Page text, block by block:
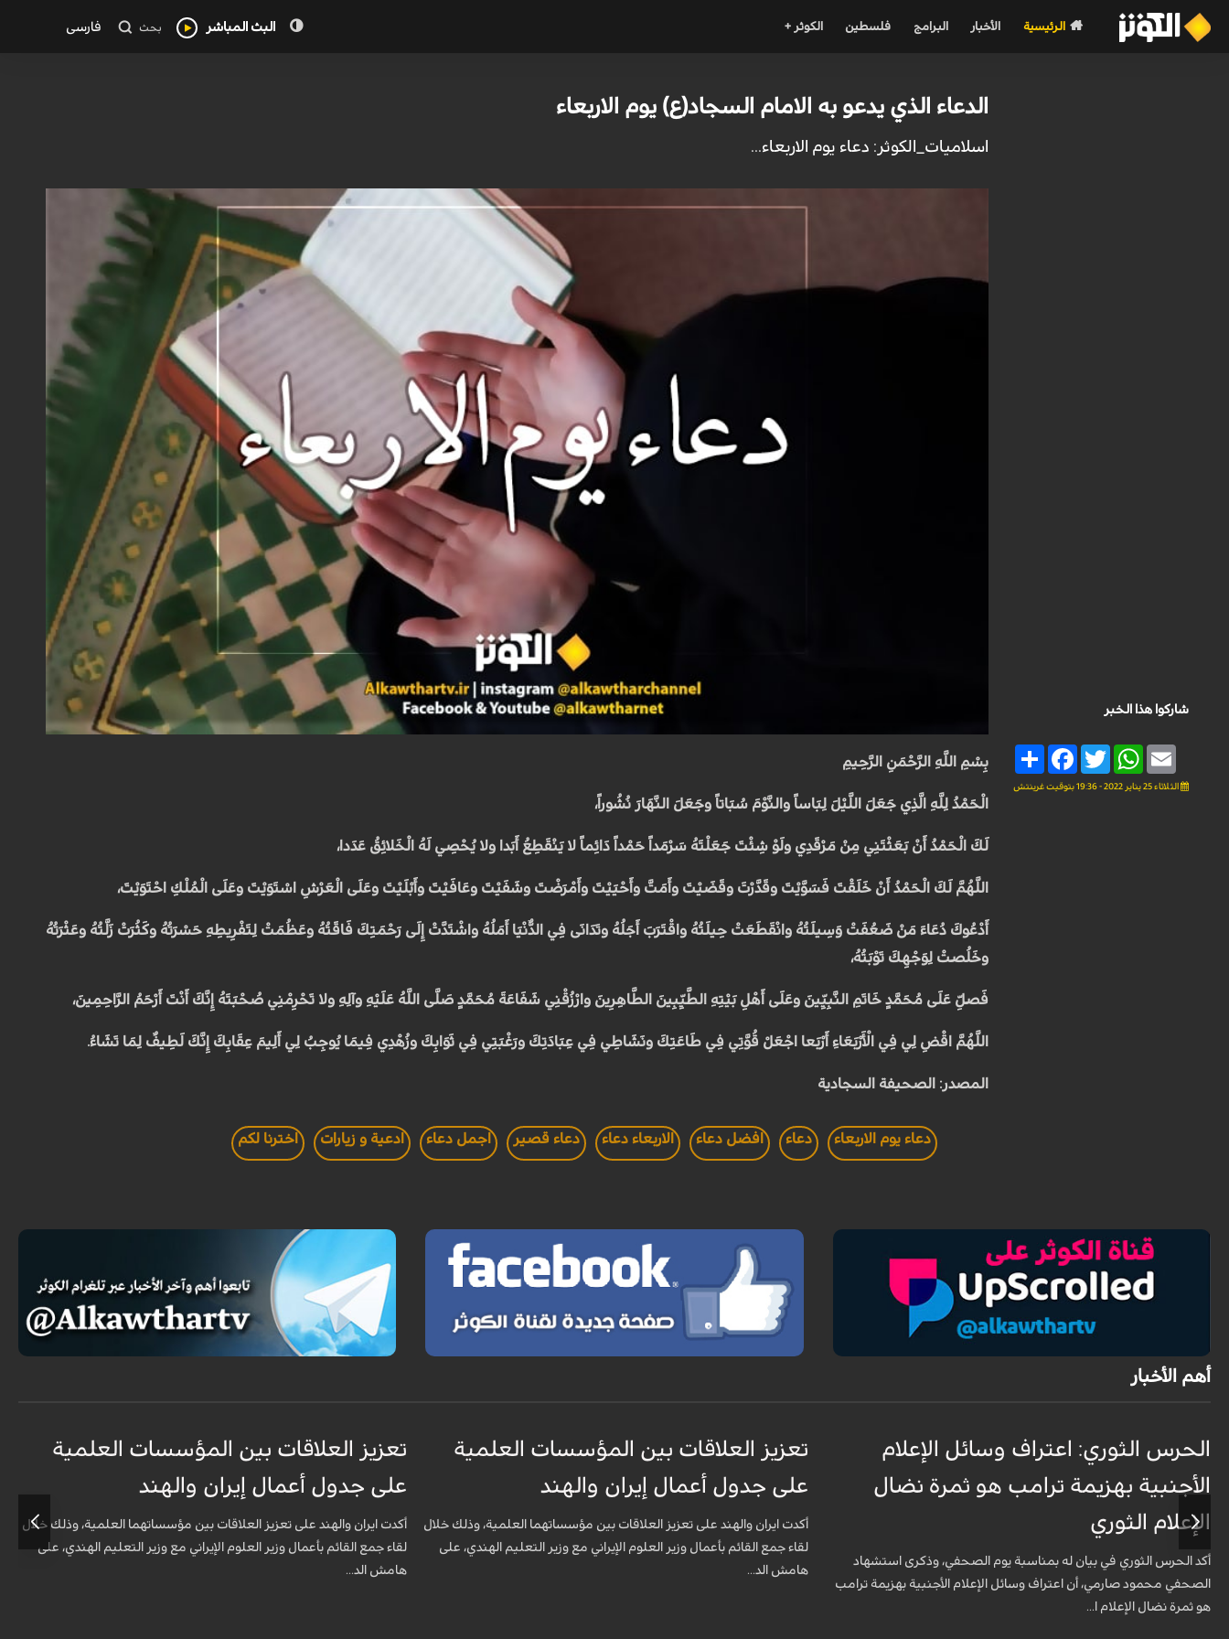
الرئيسية الأخبار البرامج فلسطين الكوثر + البث المباشر بحث فارسی
شاركوا هذا الخبر
Share
FacebookTwitter
WhatsAppEmail
الثلاثاء 25 يناير 2022 - 19:36 بتوقيت غرينتش
الدعاء الذي يدعو به الامام السجاد(ع) يوم الاربعاء
اسلاميات_الكوثر: دعاء يوم الاربعاء...
بِسْمِ اللَّهِ الرَّحْمَنِ الرَّحِيمِ
الْحَمْدُ لِلَّهِ الَّذِي جَعَلَ اللَّيْلَ لِبَاساً والنَّوْمَ سُبَاتاً وجَعَلَ النَّهَارَ نُشُوراً،
لَكَ الْحَمْدُ أَنْ بَعَثْتَنِي مِنْ مَرْقَدِي ولَوْ شِئْتَ جَعَلْتَهُ سَرْمَداً حَمْداً دَائِماً لا يَنْقَطِعُ أَبَدا ولا يُحْصِي لَهُ الْخَلائِقُ عَدَدا،
اللَّهُمَّ لَكَ الْحَمْدُ أَنْ خَلَقْتَ فَسَوَّيْتَ وقَدَّرْتَ وقَضَيْتَ وأَمَتَّ وأَحْيَيْتَ وأَمْرَضْتَ وشَفَيْتَ وعَافَيْتَ وأَبْلَيْتَ وعَلَى الْعَرْشِ اسْتَوَيْتَ وعَلَى الْمُلْكِ احْتَوَيْتَ،
أَدْعُوكَ دُعَاءَ مَنْ ضَعُفَتْ وَسِيلَتُهُ وانْقَطَعَتْ حِيلَتُهُ واقْتَرَبَ أَجَلُهُ وتَدَانَى فِي الدُّنْيَا أَمَلُهُ واشْتَدَّتْ إِلَى رَحْمَتِكَ فَاقَتُهُ وعَظُمَتْ لِتَفْرِيطِهِ حَسْرَتُهُ وكَثُرَتْ زَلَّتُهُ وعَثْرَتُهُ
وخَلُصَتْ لِوَجْهِكَ تَوْبَتُهُ،
فَصَلِّ عَلَى مُحَمَّدٍ خَاتَمِ النَّبِيِّينَ وعَلَى أَهْلِ بَيْتِهِ الطَّيِّبِينَ الطَّاهِرِينَ وارْزُقْنِي شَفَاعَةَ مُحَمَّدٍ صَلَّى اللَّهُ عَلَيْهِ وآلِهِ ولا تَحْرِمْنِي صُحْبَتَهُ إِنَّكَ أَنْتَ أَرْحَمُ الرَّاحِمِينَ،
اللَّهُمَّ اقْضِ لِي فِي الْأَرْبَعَاءِ أَرْبَعا اجْعَلْ قُوَّتِي فِي طَاعَتِكَ ونَشَاطِي فِي عِبَادَتِكَ ورَغْبَتِي فِي ثَوَابِكَ وزُهْدِي فِيمَا يُوجِبُ لِي أَلِيمَ عِقَابِكَ إِنَّكَ لَطِيفٌ لِمَا تَشَاءُ.
المصدر: الصحيفة السجادية
دعاء يوم الاربعاء دعاء افضل دعاء الاربعاء دعاء دعاء قصير اجمل دعاء ادعية و زيارات اخترنا لكم
أهم الأخبار
الحرس الثوري: اعتراف وسائل الإعلام
الأجنبية بهزيمة ترامب هو ثمرة نضال
الإعلام الثوري
أكد الحرس الثوري في بيان له بمناسبة يوم الصحفي، وذكرى استشهاد
الصحفي محمود صارمي، أن اعتراف وسائل الإعلام الأجنبية بهزيمة ترامب
هو ثمرة نضال الإعلام ا...
تعزيز العلاقات بين المؤسسات العلمية
على جدول أعمال إيران والهند
أكدت ايران والهند على تعزيز العلاقات بين مؤسساتهما العلمية، وذلك خلال
لقاء جمع القائم بأعمال وزير العلوم الإيراني مع وزير التعليم الهندي، على
هامش الد...
تعزيز العلاقات بين المؤسسات العلمية
على جدول أعمال إيران والهند
أكدت ايران والهند على تعزيز العلاقات بين مؤسساتهما العلمية، وذلك خلال
لقاء جمع القائم بأعمال وزير العلوم الإيراني مع وزير التعليم الهندي، على
هامش الد...